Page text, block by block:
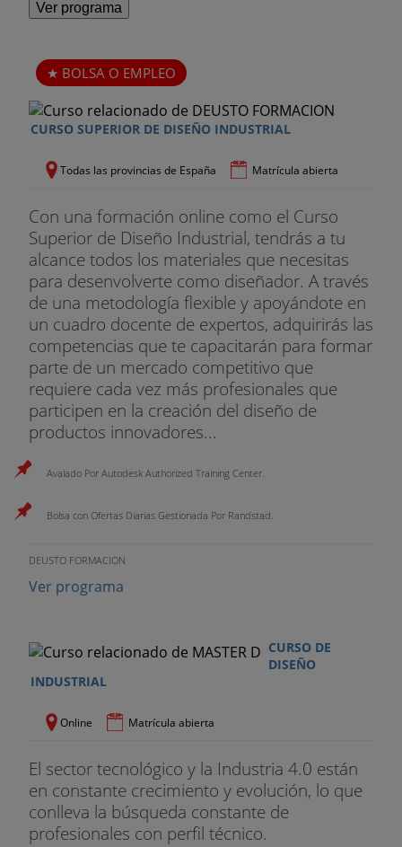
Ver programa
BOLSA O EMPLEO
CURSO SUPERIOR DE DISEÑO INDUSTRIAL
Todas las provincias de España Matrícula abierta
Con una formación online como el Curso
Superior de Diseño Industrial, tendrás a tu
alcance todos los materiales que necesitas
para desenvolverte como diseñador. A través
de una metodología flexible y apoyándote en
un cuadro docente de expertos, adquirirás las
competencias que te capacitarán para formar
parte de un mercado competitivo que
requiere cada vez más profesionales que
participen en la creación del diseño de
productos innovadores...
Avalado Por Autodesk Authorized Training Center.
Bolsa con Ofertas Diarias Gestionada Por Randstad.
DEUSTO FORMACION
Ver programa
CURSO DE
DISEÑO
INDUSTRIAL
Online Matrícula abierta
El sector tecnológico y la Industria 4.0 están
en constante crecimiento y evolución, lo que
conlleva la búsqueda constante de
profesionales con perfil técnico.